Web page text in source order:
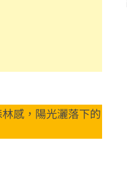
感，陽光灑落下的